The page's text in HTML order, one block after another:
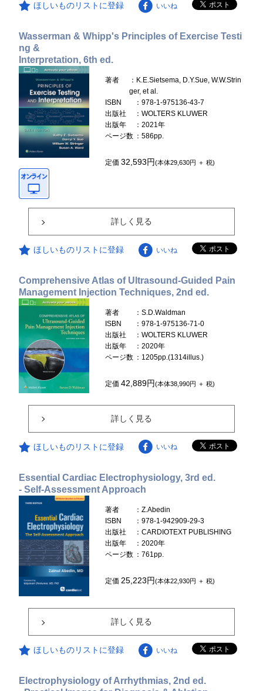
ほしいものリストに登録 いいね
Wasserman & Whipp's Principles of Exercise Testi
ng &
Interpretation, 6th ed.
著者
：K.E.Sietsema, D.Y.Sue, W.W.Strin
ger, et al.
ISBN
：978-1-975136-43-7
出版社
：WOLTERS KLUWER
出版年
：2021年
ページ数 ：586pp.
定価32,593円(本体29,630円 ＋ 税)
詳しく見る
ほしいものリストに登録 いいね
Comprehensive Atlas of Ultrasound-Guided Pain
Management Injection Techniques, 2nd ed.
著者
：S.D.Waldman
ISBN
：978-1-975136-71-0
出版社
：WOLTERS KLUWER
出版年
：2020年
ページ数 ：1205pp.(1314illus.)
定価42,889円(本体38,990円 ＋ 税)
詳しく見る
ほしいものリストに登録 いいね
Essential Cardiac Electrophysiology, 3rd ed.
- Self-Assessment Approach
著者
：Z.Abedin
ISBN
：978-1-942909-29-3
出版社
：CARDIOTEXT PUBLISHING
出版年
：2020年
ページ数 ：761pp.
定価 25,223円(本体22,930円 ＋ 税)
詳しく見る
ほしいものリストに登録 いいね
Electrophysiology of Arrhythmias, 2nd ed.